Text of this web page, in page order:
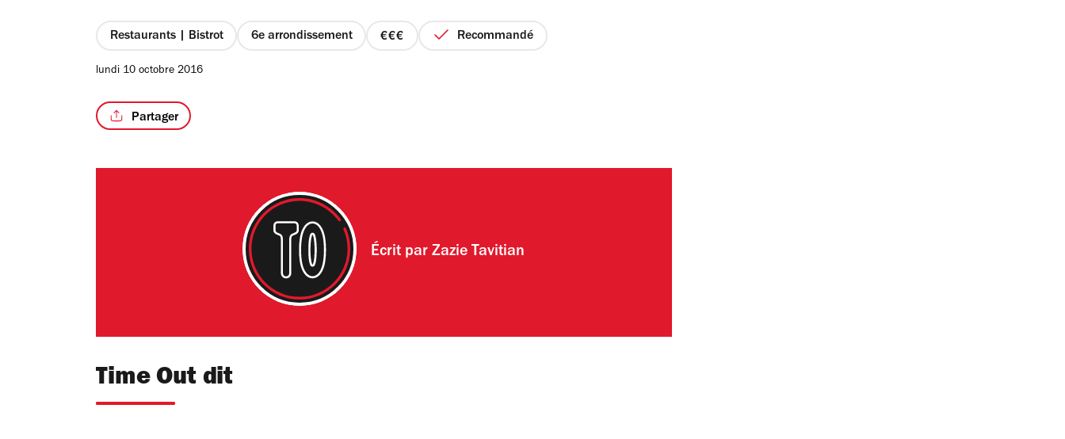
Restaurants | Bistrot 6e arrondissement
prix
Recommandé
lundi 10 octobre 2016
Partager
Écrit parZazie Tavitian
Time Out dit